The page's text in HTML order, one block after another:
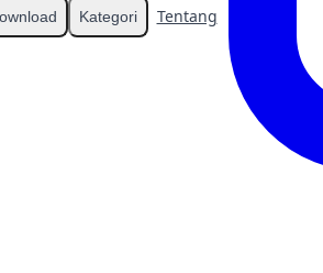
Kategori Tentang